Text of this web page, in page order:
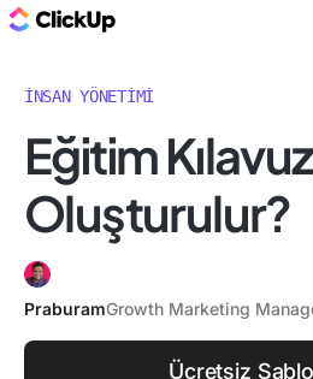
İNSAN YÖNETIMI
Eğitim
Oluşturulur?
PraburamGrowth Marketing
Ücretsiz